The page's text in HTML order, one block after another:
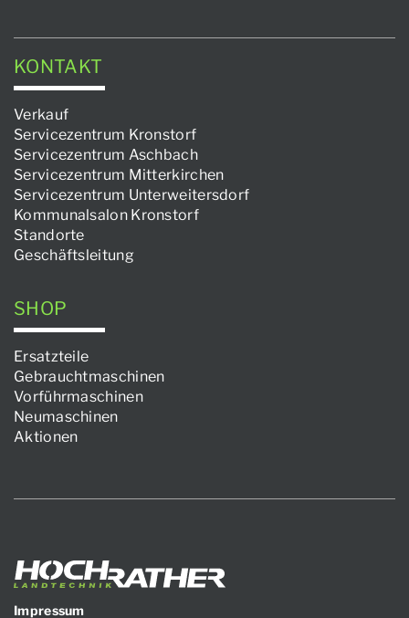
KONTAKT
Verkauf
Servicezentrum Kronstorf
Servicezentrum Aschbach
Servicezentrum Mitterkirchen
Servicezentrum Unterweitersdorf
Kommunalsalon Kronstorf
Standorte
Geschäftsleitung
SHOP
Ersatzteile
Gebrauchtmaschinen
Vorführmaschinen
Neumaschinen
Aktionen
Impressum